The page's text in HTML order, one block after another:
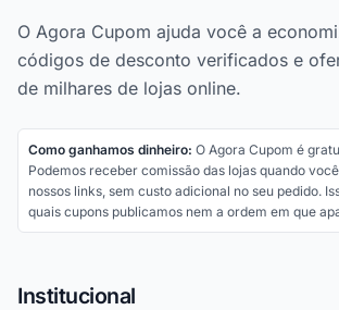
O Agora Cupom ajuda você a
códigos de desconto verificados e
de milhares de lojas online.
Como ganhamos dinheiro: O Agora Cupom é
Podemos receber comissão das lojas quando
nossos links, sem custo adicional no seu pedido.
quais cupons publicamos nem a ordem em que
Institucional